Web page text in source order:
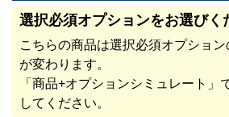
選択必須オプションをお選びく
こちらの商品は選択必須オプショ
が変わります。
「商品+オプションシミュレート」
してください。